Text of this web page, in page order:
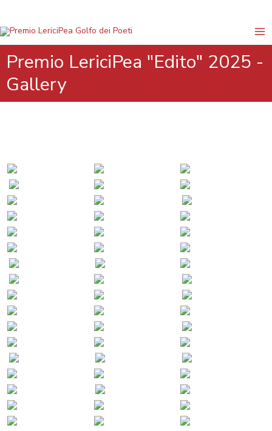
contenuto
Premio LericiPea "Edito" 2025 -
Gallery